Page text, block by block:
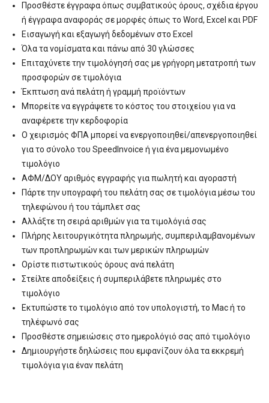
Προσθέστε έγγραφα όπως συμβατικούς όρους, σχέδια έργου
ή έγγραφα αναφοράς σε μορφές όπως το Word, Excel και PDF
Εισαγωγή και εξαγωγή δεδομένων στο Excel
Όλα τα νομίσματα και πάνω από 30 γλώσσες
Επιταχύνετε την τιμολόγησή σας με γρήγορη μετατροπή των
προσφορών σε τιμολόγια
Έκπτωση ανά πελάτη ή γραμμή προϊόντων
Μπορείτε να εγγράψετε το κόστος του στοιχείου για να
αναφέρετε την κερδοφορία
Ο χειρισμός ΦΠΑ μπορεί να ενεργοποιηθεί/απενεργοποιηθεί
για το σύνολο του SpeedInvoice ή για ένα μεμονωμένο
τιμολόγιο
ΑΦΜ/ΔΟΥ αριθμός εγγραφής για πωλητή και αγοραστή
Πάρτε την υπογραφή του πελάτη σας σε τιμολόγια μέσω του
τηλεφώνου ή του τάμπλετ σας
Αλλάξτε τη σειρά αριθμών για τα τιμολόγιά σας
Πλήρης λειτουργικότητα πληρωμής, συμπεριλαμβανομένων
των προπληρωμών και των μερικών πληρωμών
Ορίστε πιστωτικούς όρους ανά πελάτη
Στείλτε αποδείξεις ή συμπεριλάβετε πληρωμές στο
τιμολόγιο
Εκτυπώστε το τιμολόγιο από τον υπολογιστή, το Mac ή το
τηλέφωνό σας
Προσθέστε σημειώσεις στο ημερολόγιό σας από τιμολόγιο
Δημιουργήστε δηλώσεις που εμφανίζουν όλα τα εκκρεμή
τιμολόγια για έναν πελάτη